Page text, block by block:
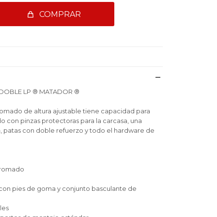
COMPRAR
LP ® MATADOR ®
de altura ajustable tiene capacidad para
con pinzas protectoras para la carcasa, una
patas con doble refuerzo y todo el hardware de
pies de goma y conjunto basculante de